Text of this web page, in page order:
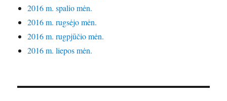
2016 m. spalio mėn.
2016 m. rugsėjo mėn.
2016 m. rugpjūčio mėn.
2016 m. liepos mėn.